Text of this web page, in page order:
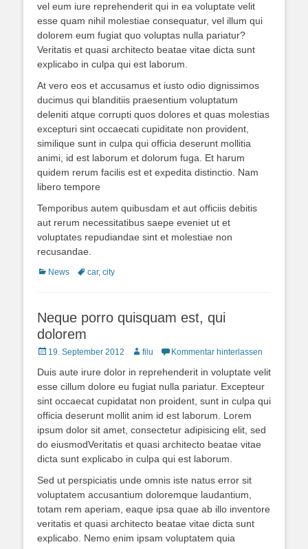
vel eum iure reprehenderit qui in ea voluptate velit
esse quam nihil molestiae consequatur, vel illum qui
dolorem eum fugiat quo voluptas nulla pariatur?
Veritatis et quasi architecto beatae vitae dicta sunt
explicabo in culpa qui est laborum.
At vero eos et accusamus et iusto odio dignissimos
ducimus qui blanditiis praesentium voluptatum
deleniti atque corrupti quos dolores et quas molestias
excepturi sint occaecati cupiditate non provident,
similique sunt in culpa qui officia deserunt mollitia
animi, id est laborum et dolorum fuga. Et harum
quidem rerum facilis est et expedita distinctio. Nam
libero tempore
Temporibus autem quibusdam et aut officiis debitis
aut rerum necessitatibus saepe eveniet ut et
voluptates repudiandae sint et molestiae non
recusandae.
Kategorien
News Schlagworte
car, city
Neque porro quisquam est, qui
dolorem
Posted
19. September 2012 Autor
filu Kommentar hinterlassen
Duis aute irure dolor in reprehenderit in voluptate velit
esse cillum dolore eu fugiat nulla pariatur. Excepteur
sint occaecat cupidatat non proident, sunt in culpa qui
officia deserunt mollit anim id est laborum. Lorem
ipsum dolor sit amet, consectetur adipisicing elit, sed
do eiusmodVeritatis et quasi architecto beatae vitae
dicta sunt explicabo in culpa qui est laborum.
Sed ut perspiciatis unde omnis iste natus error sit
voluptatem accusantium doloremque laudantium,
totam rem aperiam, eaque ipsa quae ab illo inventore
veritatis et quasi architecto beatae vitae dicta sunt
explicabo. Nemo enim ipsam voluptatem quia